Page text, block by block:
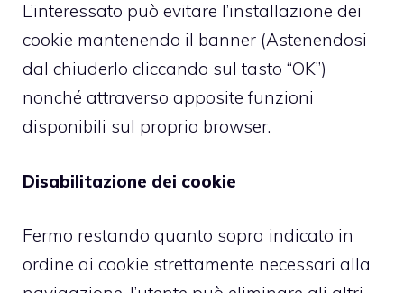
L’interessato può evitare l’installazione dei
cookie mantenendo il banner (Astenendosi
dal chiuderlo cliccando sul tasto “OK”)
nonché attraverso apposite funzioni
disponibili sul proprio browser.
Disabilitazione dei cookie
Fermo restando quanto sopra indicato in
ordine ai cookie strettamente necessari alla